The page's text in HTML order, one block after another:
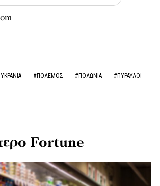
#ΠΟΛΕΜΟΣ #ΠΟΛΩΝΙΑ
#ΠΥΡΑΥΛΟΙ
Fortune